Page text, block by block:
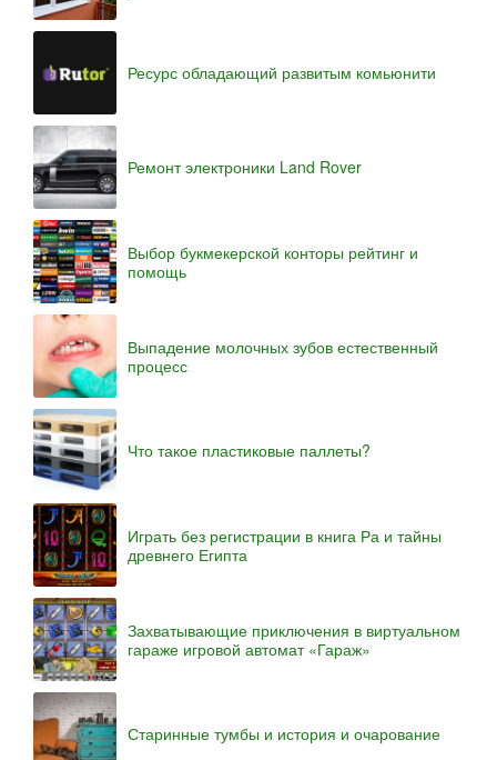
Ресурс обладающий развитым комьюнити
Ремонт электроники Land Rover
Выбор букмекерской конторы рейтинг и
помощь
Выпадение молочных зубов естественный
процесс
Что такое пластиковые паллеты?
Играть без регистрации в книга Ра и тайны
древнего Египта
Захватывающие приключения в виртуальном
гараже игровой автомат «Гараж»
Старинные тумбы и история и очарование